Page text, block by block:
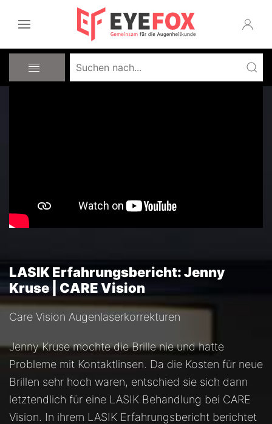
LASIK Erfahrungsbericht: Jenny
Kruse | CARE Vision
Care Vision Augenlaserkorrekturen
Jenny Kruse mochte die Brille nie und hatte
Probleme mit Kontaktlinsen. Da die Kosten für neue
Brillen sehr hoch waren, entschied sie sich dann
letztendlich für eine LASIK Behandlung bei CARE
Vision. In ihrem LASIK Erfahrungsbericht berichtet